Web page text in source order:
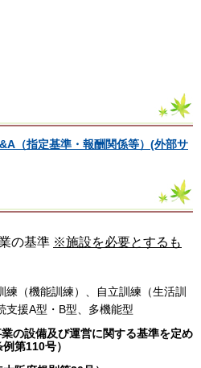
（指定基準・報酬関係等）(外部サ
の基準 ※施設を必要とするも
（機能訓練）、自立訓練（生活訓
支援A型・B型、多機能型
の設備及び運営に関する基準を定め
第110号）